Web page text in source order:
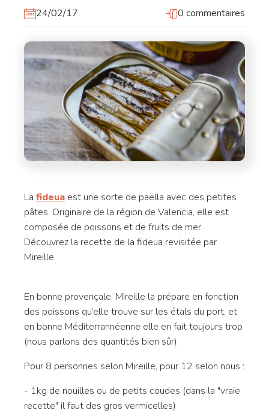
24/02/17
0 commentaires
La fideua est une sorte de paëlla avec des petites
pâtes. Originaire de la région de Valencia, elle est
composée de poissons et de fruits de mer.
Découvrez la recette de la fideua revisitée par
Mireille.
En bonne provençale, Mireille la prépare en fonction
des poissons qu’elle trouve sur les étals du port, et
en bonne Méditerrannéenne elle en fait toujours trop
(nous parlons des quantités bien sûr).
Pour 8 personnes selon Mireille, pour 12 selon nous :
- 1kg de nouilles ou de petits coudes (dans la "vraie
recette" il faut des gros vermicelles)